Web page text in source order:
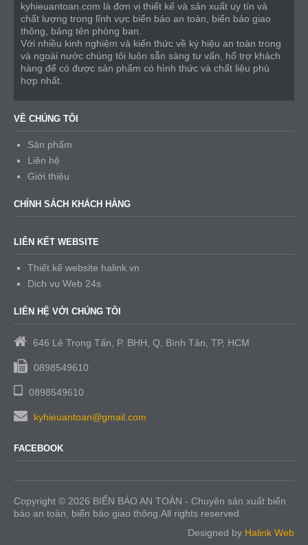
kyhieuantoan.com là đơn vị thiết kế và sản xuất uy tín và
chất lượng trong lĩnh vực biển báo an toàn, biển báo giao
thông, bảng tên phòng ban.
Với nhiều kinh nghiệm và kiến thức về ký hiệu an toàn trong
và ngoài nước chúng tôi luôn sẵn sàng tư vấn, hổ trợ khách
hàng để có được sản phẩm có hình thức và chất liệu phù
hợp nhất.
VỀ CHÚNG TÔI
Sản phẩm
Liên hệ
Giới thiệu
CHÍNH SÁCH KHÁCH HÀNG
LIÊN KẾT WEBSITE
Thiết kế website halink.vn
Dịch vụ Web 24s
LIÊN HỆ VỚI CHÚNG TÔI
646 Lê Trọng Tấn, P. BHH, Q, Bình Tân, TP, HCM
0898549610
0898549610
kyhieuantoan@gmail.com
FACEBOOK
Copyright © 2026 BIỂN BÁO AN TOÀN - Chuyên sản xuất biển
báo an toàn, biển báo giao thông.All rights reserved
Designed by Halink Web